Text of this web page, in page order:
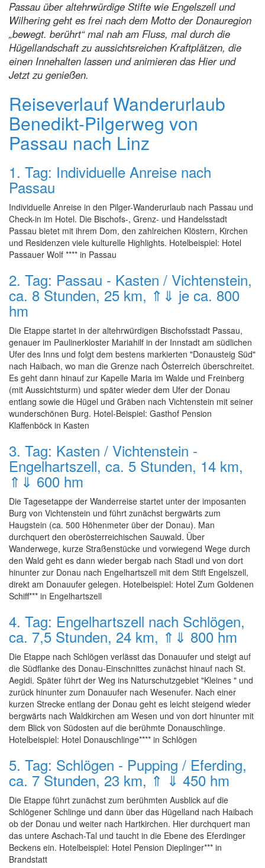
Passau über altehrwürdige Stifte wie Engelszell und
Wilhering geht es frei nach dem Motto der Donauregion
„bewegt. berührt“ mal nah am Fluss, mal durch die
Hügellandschaft zu aussichtsreichen Kraftplätzen, die
einen Innehalten lassen und animieren das Hier und
Jetzt zu genießen.
Reiseverlauf Wanderurlaub
Benedikt-Pilgerweg von
Passau nach Linz
1. Tag: Individuelle Anreise nach
Passau
Individuelle Anreise in den Pilger-Wanderurlaub nach Passau und
Check-in im Hotel. Die Bischofs-, Grenz- und Handelsstadt
Passau bietet mit ihrem Dom, den zahlreichen Klöstern, Kirchen
und Residenzen viele kulturelle Highlights. Hotelbeispiel: Hotel
Passauer Wolf **** in Passau
2. Tag: Passau - Kasten / Vichtenstein,
ca. 8 Stunden, 25 km, ⇑⇓ je ca. 800
hm
Die Etappe startet in der altehrwürdigen Bischofsstadt Passau,
genauer im Paulinerkloster Mariahilf in der Innstadt am südlichen
Ufer des Inns und folgt dem bestens markierten "Donausteig Süd"
nach Haibach, wo man die Grenze nach Österreich überschreitet.
Es geht dann hinauf zur Kapelle Maria im Walde und Freinberg
(mit Aussichtsturm) und später wieder dem Ufer der Donau
entlang sowie die Hügel und Gräben nach Vichtenstein mit seiner
wunderschönen Burg. Hotel-Beispiel: Gasthof Pension
Klaffenböck in Kasten
3. Tag: Kasten / Vichtenstein -
Engelhartszell, ca. 5 Stunden, 14 km,
⇑⇓ 600 hm
Die Tagesetappe der Wanderreise startet unter der imposanten
Burg von Vichtenstein und führt zunächst bergwärts zum
Haugstein (ca. 500 Höhenmeter über der Donau). Man
durchquert den oberösterreichischen Sauwald. Über
Wanderwege, kurze Straßenstücke und vorwiegend Wege durch
den Wald geht es dann wieder bergab nach Stadl und von dort
hinunter zur Donau nach Engelhartszell mit dem Stift Engelszell,
direkt am Donauufer gelegen. Hotelbeispiel: Hotel Zum Goldenen
Schiff*** in Engelhartszell
4. Tag: Engelhartszell nach Schlögen,
ca. 7,5 Stunden, 24 km, ⇑⇓ 800 hm
Die Etappe nach Schlögen verlässt das Donauufer und steigt auf
die Südflanke des Donau-Einschnittes zunächst hinauf nach St.
Aegidi. Später führt der Weg ins Naturschutzgebiet "Kleines " und
zurück hinunter zum Donauufer nach Wesenufer. Nach einer
kurzen Strecke entlang der Donau geht es leicht steigend wieder
bergwärts nach Waldkirchen am Wesen und von dort hinunter mit
dem Blick von Südosten auf die berühmte Donauschlinge.
Hotelbeispiel: Hotel Donauschlinge**** in Schlögen
5. Tag: Schlögen - Pupping / Eferding,
ca. 7 Stunden, 23 km, ⇑ ⇓ 450 hm
Die Etappe führt zunächst zum berühmten Ausblick auf die
Schlögener Schlinge und dann über das Hügelland nach Haibach
ob der Donau und weiter nach Hartkirchen. Hier durchquert man
das untere Aschach-Tal und taucht in die Ebene des Eferdinger
Beckens ein. Hotelbeispiel: Hotel Pension Dieplinger*** in
Brandstatt